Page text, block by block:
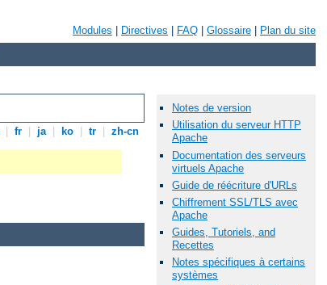
Modules Directives FAQ Glossaire Plan du site
fr ja ko tr zh-cn
Notes de version
Utilisation du serveur HTTP
Apache
Documentation des serveurs
virtuels Apache
Guide de réécriture d'URLs
Chiffrement SSL/TLS avec
Apache
Guides, Tutoriels, and
Recettes
Notes spécifiques à certains
systèmes